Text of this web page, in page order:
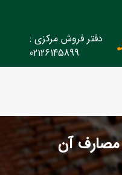
دفتر فروش مرکزی :
02126145899
آن